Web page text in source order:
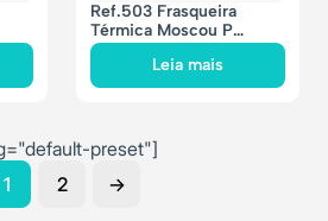
Ref.503 Frasqueira
Térmica Moscou P
21x21x15cm – 7 litros
Leia mais
preset"]
1
2 →